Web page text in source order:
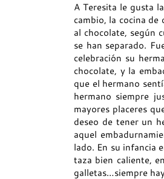
A Teresita le gusta
cambio, la cocina de
al chocolate, según
se han separado.
celebración su
chocolate, y la
que el hermano
hermano siempre
mayores placeres
deseo de tener un
aquel
lado. En su infancia
taza bien caliente,
galletas…siempre